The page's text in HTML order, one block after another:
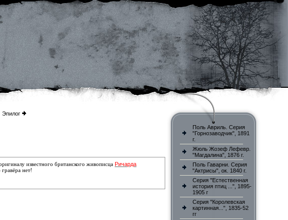
Эпилог
известного британского живописца Ричарда
нет!
Поль Авриль. Серия
"Горнозаводчик", 1891
г.
Жюль Жозеф Лефевр.
"Магдалина", 1876 г.
Поль Гаварни. Серия
"Актрисы", ок. 1840 г.
Серия "Естественная
история птиц ...", 1895-
1905 г
Серия "Королевская
картинная...", 1835-52
гг